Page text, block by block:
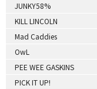
JUNKY58%
KILL LINCOLN
Mad Caddies
OwL
PEE WEE GASKINS
PICK IT UP!